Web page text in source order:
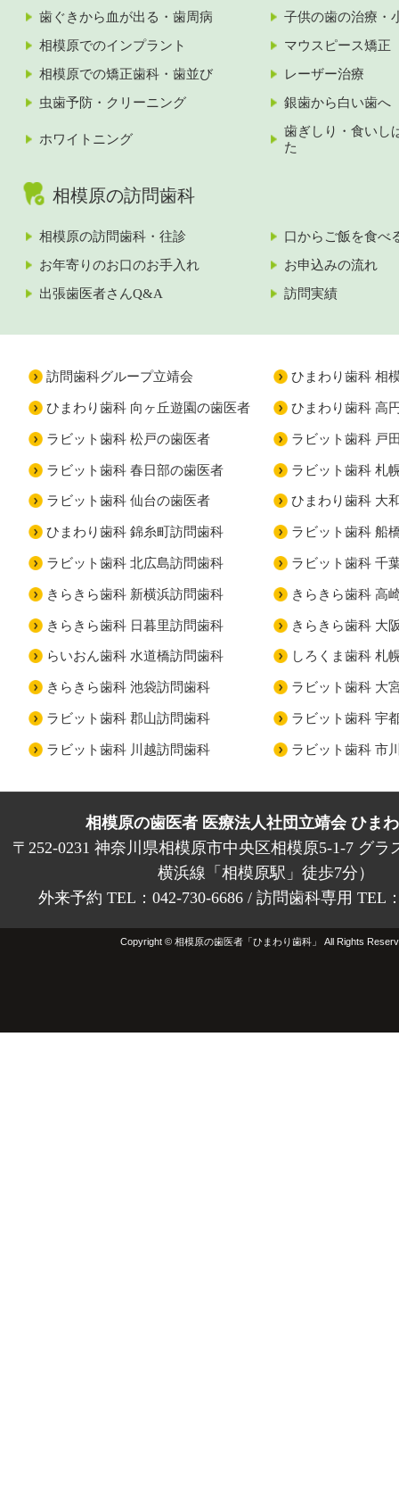
歯ぐきから血が出る・歯周病
子供の歯の治療・
相模原でのインプラント
マウスピース矯正
相模原での矯正歯科・歯並び
レーザー治療
虫歯予防・クリーニング
銀歯から白い歯へ
ホワイトニング
歯ぎしり・食いし
た
相模原の訪問歯科
相模原の訪問歯科・往診
口からご飯を食べ
お年寄りのお口のお手入れ
お申込みの流れ
出張歯医者さんQ&A
訪問実績
訪問歯科グループ立靖会 ひまわり歯科 相
ひまわり歯科 向ヶ丘遊園の歯医者 ひまわり歯科 高
ラビット歯科 松戸の歯医者 ラビット歯科 戸
ラビット歯科 春日部の歯医者 ラビット歯科 札
ラビット歯科 仙台の歯医者 ひまわり歯科 大
ひまわり歯科 錦糸町訪問歯科 ラビット歯科 船
ラビット歯科 北広島訪問歯科 ラビット歯科 千
きらきら歯科 新横浜訪問歯科 きらきら歯科 高
きらきら歯科 日暮里訪問歯科 きらきら歯科 大
らいおん歯科 水道橋訪問歯科 しろくま歯科 札
きらきら歯科 池袋訪問歯科 ラビット歯科 大
ラビット歯科 郡山訪問歯科 ラビット歯科 宇
ラビット歯科 川越訪問歯科 ラビット歯科 市
相模原の歯医者 医療法人社団立靖会 ひま
〒252-0231 神奈川県相模原市中央区相模原5-1-7 グラ
横浜線「相模原駅」徒歩7分）
外来予約 TEL：042-730-6686 / 訪問歯科専用 TEL
Copyright © 相模原の歯医者「ひまわり歯科」 All Rights